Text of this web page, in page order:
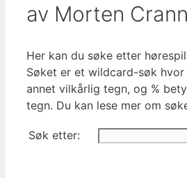
av Morten
Her kan du søke etter
Søket er et wildcard-søk
annet vilkårlig tegn, og %
tegn. Du kan lese mer om
Søk etter: